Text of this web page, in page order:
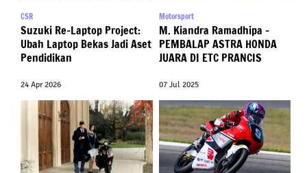
CSR
Suzuki Re-Laptop Project:
Ubah Laptop Bekas Jadi Aset
Pendidikan
24 Apr 2026
Motorsport
M. Kiandra Ramadhipa –
PEMBALAP ASTRA HONDA
JUARA DI ETC PRANCIS
07 Jul 2025